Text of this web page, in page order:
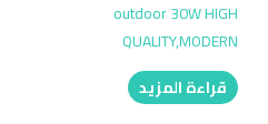
outdoor 30W HIGH
QUALITY,MODERN
قراءة المزيد